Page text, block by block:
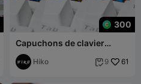
300
Capuchons de clavier
Nakamas Vol II - Clavier
mécanique
Hiko  9 61